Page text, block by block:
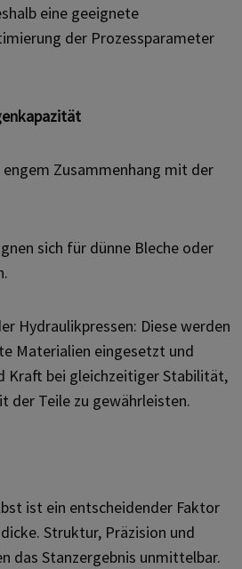
eine geeignete
der Prozessparameter
Zusammenhang mit der
sich für dünne Bleche oder
Hydraulikpressen: Diese werden
Materialien eingesetzt und
Kraft bei gleichzeitiger Stabilität,
der Teile zu gewährleisten.
ist ein entscheidender Faktor
Struktur, Präzision und
das Stanzergebnis unmittelbar.